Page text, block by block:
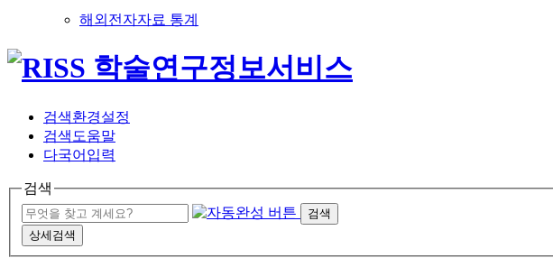
해외전자자료 통계
검색환경설정
검색도움말
다국어입력
검색
검색
상세검색